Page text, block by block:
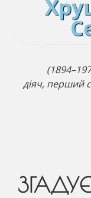
діяч, перший